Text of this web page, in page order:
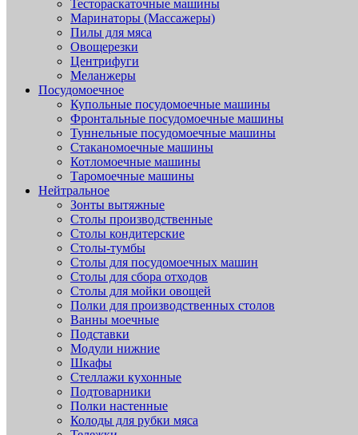
Тестораскаточные машины
Маринаторы (Массажеры)
Пилы для мяса
Овощерезки
Центрифуги
Меланжеры
Посудомоечное
Купольные посудомоечные машины
Фронтальные посудомоечные машины
Туннельные посудомоечные машины
Стаканомоечные машины
Котломоечные машины
Таромоечные машины
Нейтральное
Зонты вытяжные
Столы производственные
Столы кондитерские
Столы-тумбы
Столы для посудомоечных машин
Столы для сбора отходов
Столы для мойки овощей
Полки для производственных столов
Ванны моечные
Подставки
Модули нижние
Шкафы
Стеллажи кухонные
Подтоварники
Полки настенные
Колоды для рубки мяса